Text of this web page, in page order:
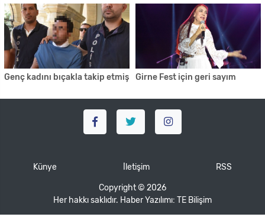
Genç kadını bıçakla takip etmiş Girne Fest için geri sayım
Künye İletişim RSS
Copyright © 2026
Her hakkı saklıdır. Haber Yazılımı: TE Bilişim